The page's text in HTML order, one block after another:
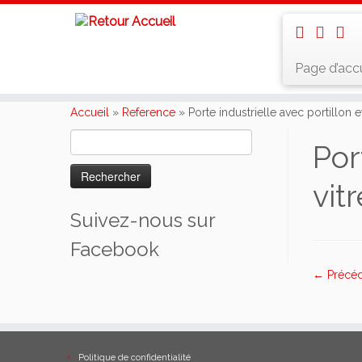
Page
Accueil » Reference » Porte industrielle avec portillon
Suivez-nous sur
Facebook
←
Politique de confidentialité